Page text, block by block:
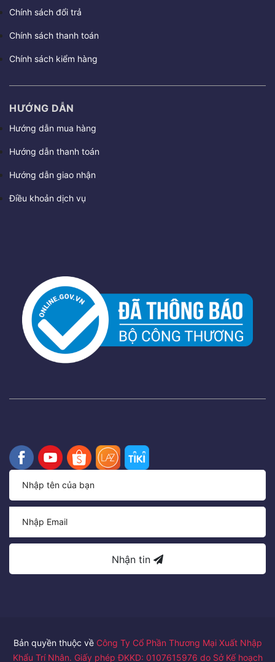
Chính sách đổi trả
Chính sách thanh toán
Chính sách kiểm hàng
HƯỚNG DẪN
Hướng dẫn mua hàng
Hướng dẫn thanh toán
Hướng dẫn giao nhận
Điều khoản dịch vụ
Nhận tin
Bản quyền thuộc về Công Ty Cổ Phần Thương Mại Xuất Nhập
Khẩu Trí Nhân. Giấy phép ĐKKD: 0107615976 do Sở Kế hoạch